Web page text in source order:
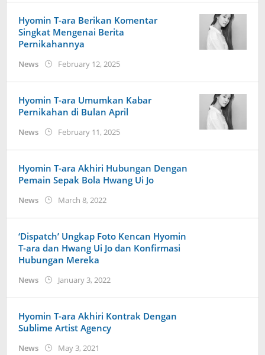
Hyomin T-ara Berikan Komentar
Singkat Mengenai Berita
Pernikahannya
News February 12, 2025by
Hyomin T-ara Umumkan Kabar
Pernikahan di Bulan April
News February 11, 2025by
Hyomin T-ara Akhiri Hubungan Dengan
Pemain Sepak Bola Hwang Ui Jo
News March 8, 2022by
‘Dispatch’ Ungkap Foto Kencan Hyomin
T-ara dan Hwang Ui Jo dan Konfirmasi
Hubungan Mereka
News January 3, 2022by
Hyomin T-ara Akhiri Kontrak Dengan
Sublime Artist Agency
News May 3, 2021